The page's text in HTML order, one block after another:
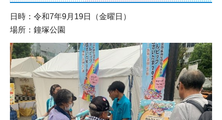
日時：令和7年9月19日（金曜日）
場所：鐘塚公園